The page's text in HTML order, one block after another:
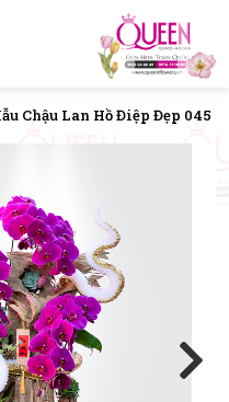
Chậu Lan Hồ Điệp Đẹp 045